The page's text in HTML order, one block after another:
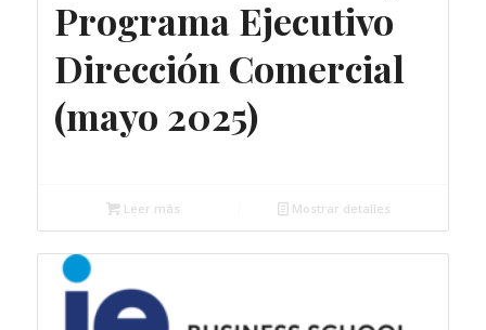
Programa Ejecutivo
Dirección Comercial
(mayo 2025)
Leer más Mostrar detalles